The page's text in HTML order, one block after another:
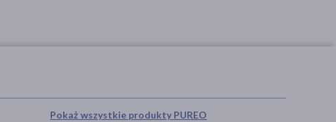
Pokaż wszystkie produkty PUREO